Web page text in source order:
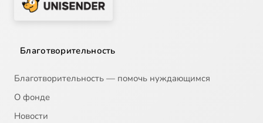
Благотворительность
Благотворительность — помочь нуждающимся
О фонде
Новости